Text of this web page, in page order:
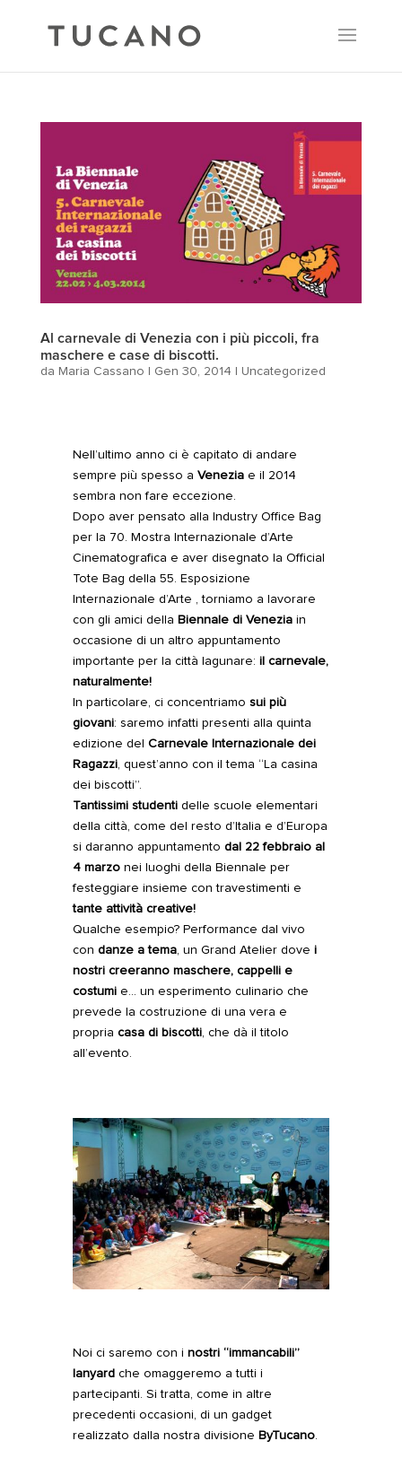
Al carnevale di Venezia con i più piccoli, fra
maschere e case di biscotti.
da Maria Cassano | Gen 30, 2014 | Uncategorized
Nell’ultimo anno ci è capitato di andare
sempre più spesso a Veneziae il 2014
sembra non fare eccezione.
Dopo aver pensato alla Industry Office Bag
per la 70. Mostra Internazionale d’Arte
Cinematografica e aver disegnato la Official
Tote Bag della 55. Esposizione
Internazionale d’Arte , torniamo a lavorare
con gli amici della Biennale di Veneziain
occasione di un altro appuntamento
importante per la città lagunare: il carnevale,
naturalmente!
In particolare, ci concentriamo sui più
giovani: saremo infatti presenti alla quinta
edizione del Carnevale Internazionale dei
Ragazzi, quest’anno con il tema “La casina
dei biscotti”.
Tantissimi studentidelle scuole elementari
della città, come del resto d’Italia e d’Europa
si daranno appuntamento dal 22 febbraio al
4 marzonei luoghi della Biennale per
festeggiare insieme con travestimenti e
tante attività creative!
Qualche esempio? Performance dal vivo
con danze a tema, un Grand Atelier dove i
nostri creeranno maschere, cappelli e
costumie… un esperimento culinario che
prevede la costruzione di una vera e
propria casa di biscotti, che dà il titolo
all’evento.
Noi ci saremo con i nostri “immancabili”
lanyardche omaggeremo a tutti i
partecipanti. Si tratta, come in altre
precedenti occasioni, di un gadget
realizzato dalla nostra divisione ByTucano.